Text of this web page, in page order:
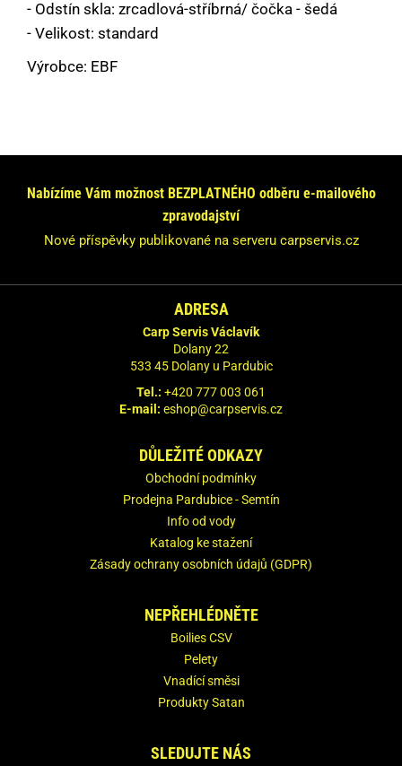
- Odstín skla: zrcadlová-stříbrná/ čočka - šedá
- Velikost: standard
Výrobce: EBF
Odpovíme Vám do 24 hodin.
Vaše údaje nebudeme nikde zveřejňovat.
Nabízíme Vám možnost BEZPLATNÉHO odběru e-mailového
zpravodajství
Nové příspěvky publikované na serveru carpservis.cz
ADRESA
Carp Servis Václavík
Dolany 22
533 45 Dolany u Pardubic
Tel.: +420 777 003 061
E-mail: eshop@carpservis.cz
DŮLEŽITÉ ODKAZY
Obchodní podmínky
Prodejna Pardubice - Semtín
Info od vody
Katalog ke stažení
Zásady ochrany osobních údajů (GDPR)
NEPŘEHLÉDNĚTE
Boilies CSV
Pelety
Vnadící směsi
Produkty Satan
SLEDUJTE NÁS